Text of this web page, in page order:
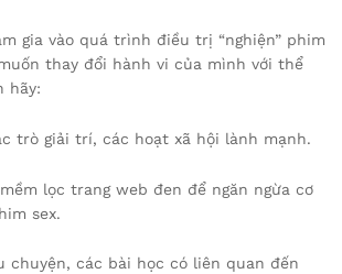
gia vào quá trình điều trị “nghiện” phim
thay đổi hành vi của mình với thể
hãy:
trò giải trí, các hoạt xã hội lành mạnh.
lọc trang web đen để ngăn ngừa cơ
sex.
chuyện, các bài học có liên quan đến